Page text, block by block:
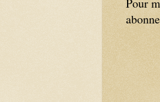
Pour